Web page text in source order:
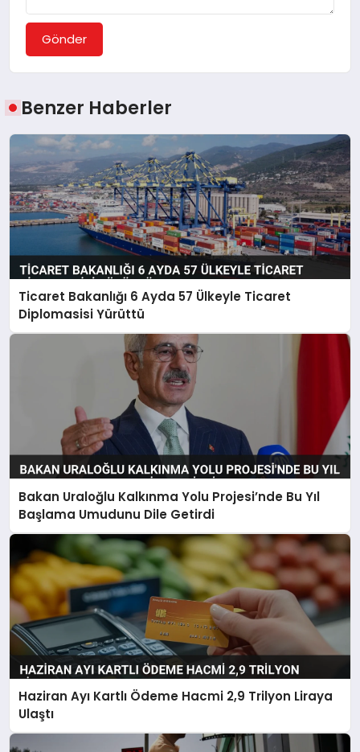
Gönder
Benzer Haberler
Ticaret Bakanlığı 6 Ayda 57 Ülkeyle Ticaret
Diplomasisi Yürüttü
Bakan Uraloğlu Kalkınma Yolu Projesi’nde Bu Yıl
Başlama Umudunu Dile Getirdi
Haziran Ayı Kartlı Ödeme Hacmi 2,9 Trilyon Liraya
Ulaştı